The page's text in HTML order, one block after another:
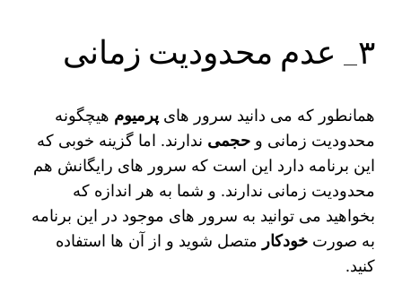
۳_ عدم محدودیت زمانی
همانطور که می‌ دانید سرور هایپرمیوم هیچگونه
محدودیت زمانی وحجمی ندارند. اما گزینه خوبی که
این برنامه دارد این است که سرور های رایگانش هم
محدودیت زمانی ندارند. و شما به هر اندازه که
بخواهید می‌ توانید به سرور های موجود در این برنامه
به صورتخودکار متصل شوید و از آن ها استفاده
کنید.